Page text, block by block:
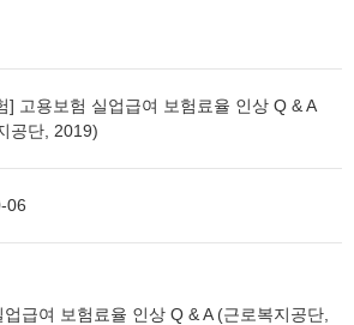
] 고용보험 실업급여 보험료율 인상 Q & A
공단, 2019)
06
급여 보험료율 인상 Q & A (근로복지공단,